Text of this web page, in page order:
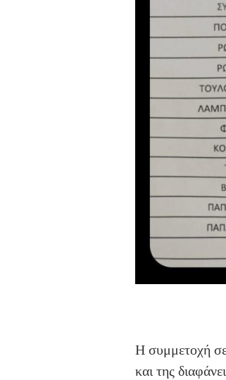
Η συμμετοχή σε
και της